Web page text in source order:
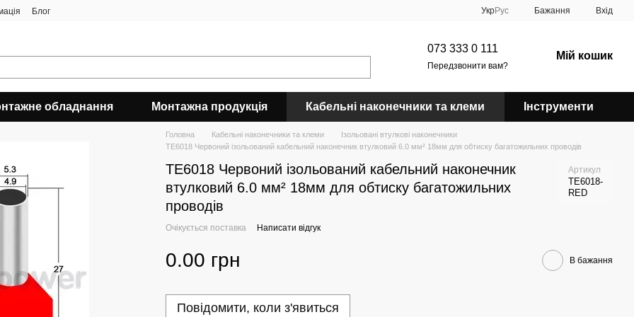
Блог УкрРус Бажання Вхід
073 333 0 111
Передзвонити вам?
Мій кошик
обладнання Монтажна продукція Кабельні наконечники та клеми Інструменти
Головна Кабельні наконечники та клеми
Ізольовані втулкові наконечники
TE6018 Червоний ізольований кабельний наконечник втулковий 6.0 мм² 18мм для обтиску багатожильних проводів
TE6018 Червоний ізольований кабельний наконечник
втулковий 6.0 мм² 18мм для обтиску багатожильних
проводів
Артикул
TE6018-
RED
Очікується поставка Написати відгук
0.00 грн В бажання
Повідомити, коли з'явиться